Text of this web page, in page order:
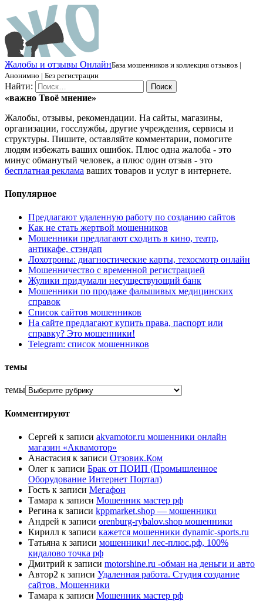
Жалобы и отзывы ОнлайнБаза мошенников и коллекция отзывов |
Анонимно | Без регистрации
Найти:
«важно Твоё мнение»
Жалобы, отзывы, рекомендации. На сайты, магазины,
организации, госслужбы, другие учреждения, сервисы и
структуры. Пишите, оставляйте комментарии, помогите
людям избежать ваших ошибок. Плюс одна жалоба - это
минус обманутый человек, а плюс один отзыв - это
бесплатная реклама ваших товаров и услуг в интернете.
Популярное
Предлагают удаленную работу по созданию сайтов
Как не стать жертвой мошенников
Мошенники предлагают сходить в кино, театр,
антикафе, стэндап
Лохотроны: диагностические карты, техосмотр онлайн
Мошенничество с временной регистрацией
Жулики придумали несуществующий банк
Мошенники по продаже фальшивых медицинских
справок
Список сайтов мошенников
На сайте предлагают купить права, паспорт или
справку? Это мошенники!
Telegram: список мошенников
темы
темы
Комментируют
Сергей к записи akvamotor.ru мошенники онлайн
магазин «Аквамотор»
Анастасия к записи Отзовик.Ком
Олег к записи Брак от ПОИП (Промышленное
Оборудование Интернет Портал)
Гость к записи Мегафон
Тамара к записи Мошенник мастер рф
Регина к записи kppmarket.shop — мошенники
Андрей к записи orenburg-rybalov.shop мошенники
Кирилл к записи кажется мошенники dynamic-sports.ru
Татьяна к записи мошенники! лес-плюс.рф, 100%
кидалово точка рф
Дмитрий к записи motorshine.ru -обман на деньги и авто
Автор2 к записи Удаленная работа. Студия создание
сайтов. Мошенники
Тамара к записи Мошенник мастер рф